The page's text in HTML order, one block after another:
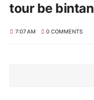
tour be bintan
7:07 AM 0 COMMENTS